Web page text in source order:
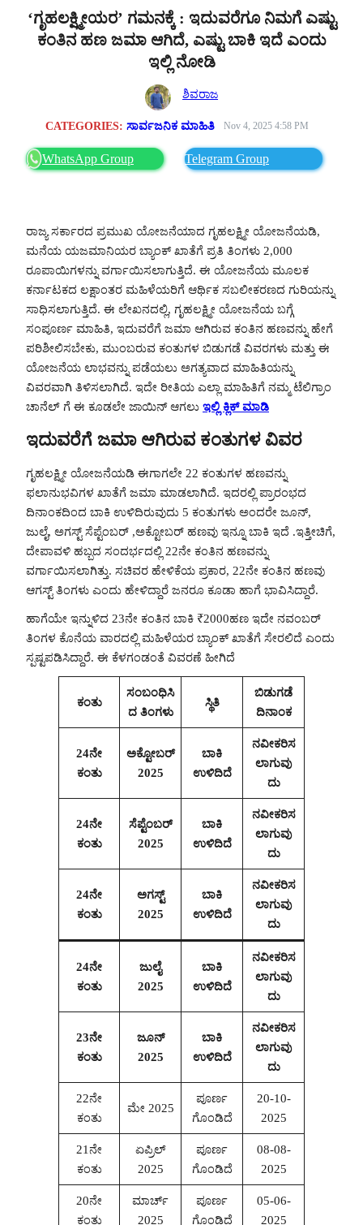
‘ಗೃಹಲಕ್ಷ್ಮೀಯರ’ ಗಮನಕ್ಕೆ : ಇದುವರೆಗೂ ನಿಮಗೆ ಎಷ್ಟು
ಕಂತಿನ ಹಣ ಜಮಾ ಆಗಿದೆ, ಎಷ್ಟು ಬಾಕಿ ಇದೆ ಎಂದು
ಇಲ್ಲಿ ನೋಡಿ
ಶಿವರಾಜ
CATEGORIES:ಸಾರ್ವಜನಿಕ ಮಾಹಿತಿ Nov 4, 2025 4:58 PM
WhatsApp Group Telegram Group
ರಾಜ್ಯ ಸರ್ಕಾರದ ಪ್ರಮುಖ ಯೋಜನೆಯಾದ ಗೃಹಲಕ್ಷ್ಮೀ ಯೋಜನೆಯಡಿ,
ಮನೆಯ ಯಜಮಾನಿಯರ ಬ್ಯಾಂಕ್ ಖಾತೆಗೆ ಪ್ರತಿ ತಿಂಗಳು 2,000
ರೂಪಾಯಿಗಳನ್ನು ವರ್ಗಾಯಿಸಲಾಗುತ್ತಿದೆ. ಈ ಯೋಜನೆಯ ಮೂಲಕ
ಕರ್ನಾಟಕದ ಲಕ್ಷಾಂತರ ಮಹಿಳೆಯರಿಗೆ ಆರ್ಥಿಕ ಸಬಲೀಕರಣದ ಗುರಿಯನ್ನು
ಸಾಧಿಸಲಾಗುತ್ತಿದೆ. ಈ ಲೇಖನದಲ್ಲಿ, ಗೃಹಲಕ್ಷ್ಮೀ ಯೋಜನೆಯ ಬಗ್ಗೆ
ಸಂಪೂರ್ಣ ಮಾಹಿತಿ, ಇದುವರೆಗೆ ಜಮಾ ಆಗಿರುವ ಕಂತಿನ ಹಣವನ್ನು ಹೇಗೆ
ಪರಿಶೀಲಿಸಬೇಕು, ಮುಂಬರುವ ಕಂತುಗಳ ಬಿಡುಗಡೆ ವಿವರಗಳು ಮತ್ತು ಈ
ಯೋಜನೆಯ ಲಾಭವನ್ನು ಪಡೆಯಲು ಅಗತ್ಯವಾದ ಮಾಹಿತಿಯನ್ನು
ವಿವರವಾಗಿ ತಿಳಿಸಲಾಗಿದೆ. ಇದೇ ರೀತಿಯ ಎಲ್ಲಾ ಮಾಹಿತಿಗೆ ನಮ್ಮ ಟೆಲಿಗ್ರಾಂ
ಚಾನೆಲ್ ಗೆ ಈ ಕೂಡಲೇ ಜಾಯಿನ್ ಆಗಲು ಇಲ್ಲಿ ಕ್ಲಿಕ್ ಮಾಡಿ
ಇದುವರೆಗೆ ಜಮಾ ಆಗಿರುವ ಕಂತುಗಳ ವಿವರ
ಗೃಹಲಕ್ಷ್ಮೀ ಯೋಜನೆಯಡಿ ಈಗಾಗಲೇ 22 ಕಂತುಗಳ ಹಣವನ್ನು
ಫಲಾನುಭವಿಗಳ ಖಾತೆಗೆ ಜಮಾ ಮಾಡಲಾಗಿದೆ. ಇದರಲ್ಲಿ ಪ್ರಾರಂಭದ
ದಿನಾಂಕದಿಂದ ಬಾಕಿ ಉಳಿದಿರುವುದು 5 ಕಂತುಗಳು ಅಂದರೇ ಜೂನ್‌,
ಜುಲೈ, ಅಗಸ್ಟ್‌ ಸೆಪ್ಟೆಂಬರ್‌ ,ಅಕ್ಟೋಬರ್‌ ಹಣವು ಇನ್ನೂ ಬಾಕಿ ಇದೆ .ಇತ್ತೀಚಿಗೆ,
ದೇಪಾವಳಿ ಹಬ್ಬದ ಸಂದರ್ಭದಲ್ಲಿ 22ನೇ ಕಂತಿನ ಹಣವನ್ನು
ವರ್ಗಾಯಿಸಲಾಗಿತ್ತು. ಸಚಿವರ ಹೇಳಿಕೆಯ ಪ್ರಕಾರ, 22ನೇ ಕಂತಿನ ಹಣವು
ಆಗಸ್ಟ್ ತಿಂಗಳು ಎಂದು ಹೇಳಿದ್ದಾರೆ ಜನರೂ ಕೂಡಾ ಹಾಗೆ ಭಾವಿಸಿದ್ದಾರೆ.
ಹಾಗೆಯೇ ಇನ್ನುಳಿದ 23ನೇ ಕಂತಿನ ಬಾಕಿ ₹2000ಹಣ ಇದೇ ನವಂಬರ್‌
ತಿಂಗಳ ಕೊನೆಯ ವಾರದಲ್ಲಿ ಮಹಿಳೆಯರ ಬ್ಯಾಂಕ್‌ ಖಾತೆಗೆ ಸೇರಲಿದೆ ಎಂದು
ಸ್ಪಷ್ಟಪಡಿಸಿದ್ದಾರೆ. ಈ ಕೆಳಗಂಡಂತೆ ವಿವರಣೆ ಹೀಗಿದೆ
ಕಂತು
ಸಂಬಂಧಿಸಿ
ದ ತಿಂಗಳು
ಸ್ಥಿತಿ
ಬಿಡುಗಡೆ
ದಿನಾಂಕ
24ನೇ
ಕಂತು
ಅಕ್ಟೋಬರ್‌
2025
ಬಾಕಿ
ಉಳಿದಿದೆ
ನವೀಕರಿಸ
ಲಾಗುವು
ದು
24ನೇ
ಕಂತು
ಸೆಪ್ಟೆಂಬರ್‌
2025
ಬಾಕಿ
ಉಳಿದಿದೆ
ನವೀಕರಿಸ
ಲಾಗುವು
ದು
24ನೇ
ಕಂತು
ಅಗಸ್ಟ್‌
2025
ಬಾಕಿ
ಉಳಿದಿದೆ
ನವೀಕರಿಸ
ಲಾಗುವು
ದು
24ನೇ
ಕಂತು
ಜುಲೈ
2025
ಬಾಕಿ
ಉಳಿದಿದೆ
ನವೀಕರಿಸ
ಲಾಗುವು
ದು
23ನೇ
ಕಂತು
ಜೂನ್
2025
ಬಾಕಿ
ಉಳಿದಿದೆ
ನವೀಕರಿಸ
ಲಾಗುವು
ದು
22ನೇ
ಕಂತು
ಮೇ 2025
ಪೂರ್ಣ
ಗೊಂಡಿದೆ
20-10-
2025
21ನೇ
ಕಂತು
ಏಪ್ರಿಲ್
2025
ಪೂರ್ಣ
ಗೊಂಡಿದೆ
08-08-
2025
20ನೇ
ಕಂತು
ಮಾರ್ಚ್
2025
ಪೂರ್ಣ
ಗೊಂಡಿದೆ
05-06-
2025